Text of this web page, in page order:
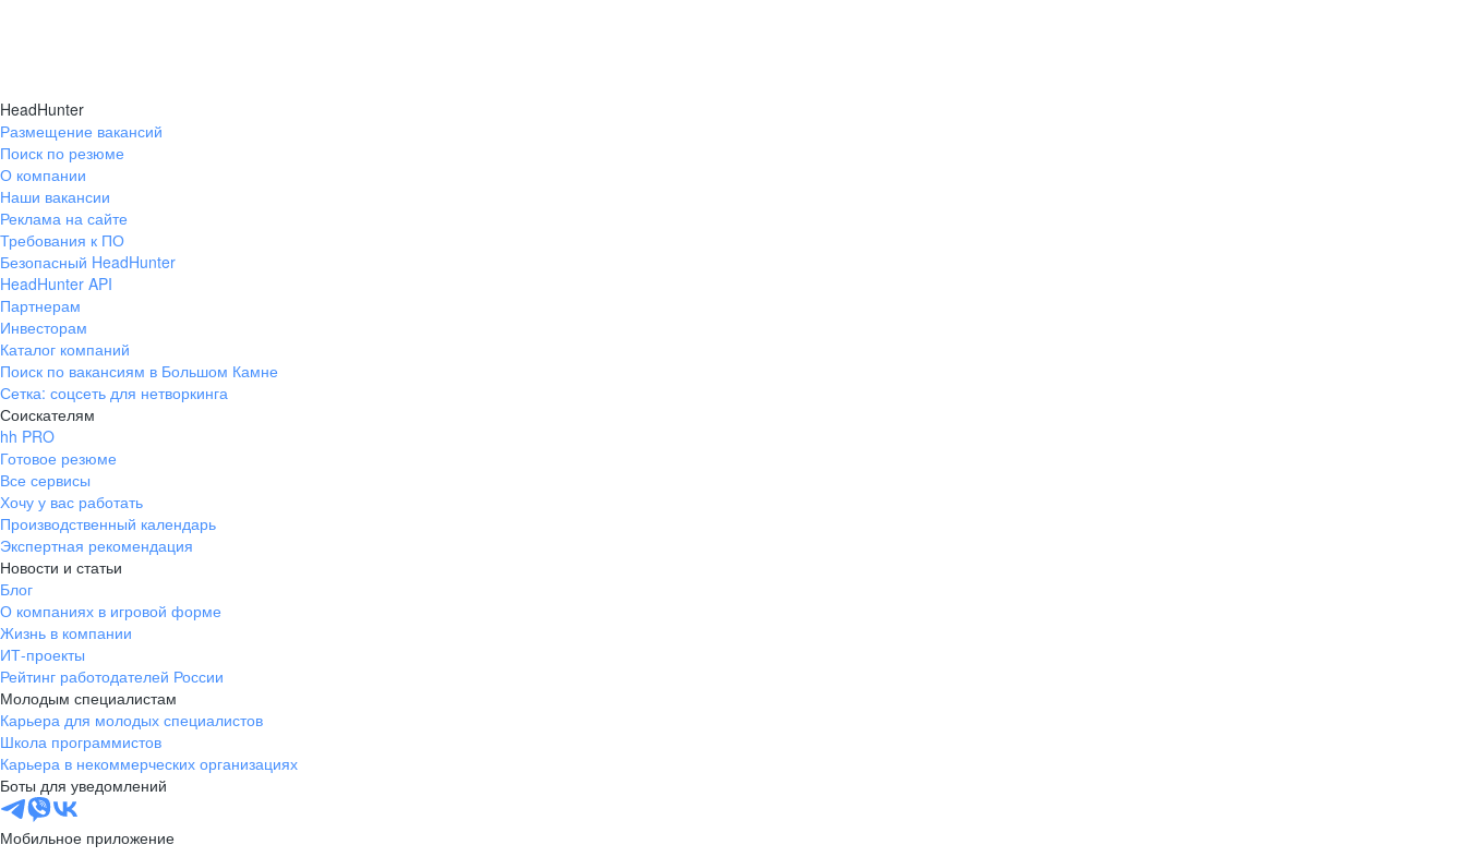
HeadHunter
Размещение вакансий
Поиск по резюме
О компании
Наши вакансии
Реклама на сайте
Требования к ПО
Безопасный HeadHunter
HeadHunter API
Партнерам
Инвесторам
Каталог компаний
Поиск по вакансиям в Большом Камне
Сетка: соцсеть для нетворкинга
Соискателям
hh PRO
Готовое резюме
Все сервисы
Хочу у вас работать
Производственный календарь
Экспертная рекомендация
Новости и статьи
Блог
О компаниях в игровой форме
Жизнь в компании
ИТ-проекты
Рейтинг работодателей России
Молодым специалистам
Карьера для молодых специалистов
Школа программистов
Карьера в некоммерческих организациях
Боты для уведомлений
Мобильное приложение